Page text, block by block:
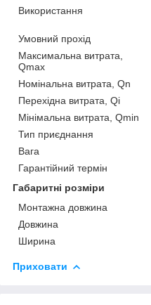
Використання
Умовний прохід
Максимальна витрата,
Qmax
Номінальна витрата, Qn
Перехідна витрата, Qi
Мінімальна витрата, Qmin
Тип приєднання
Вага
Гарантійний термін
Габаритні розміри
Монтажна довжина
Довжина
Ширина
Приховати